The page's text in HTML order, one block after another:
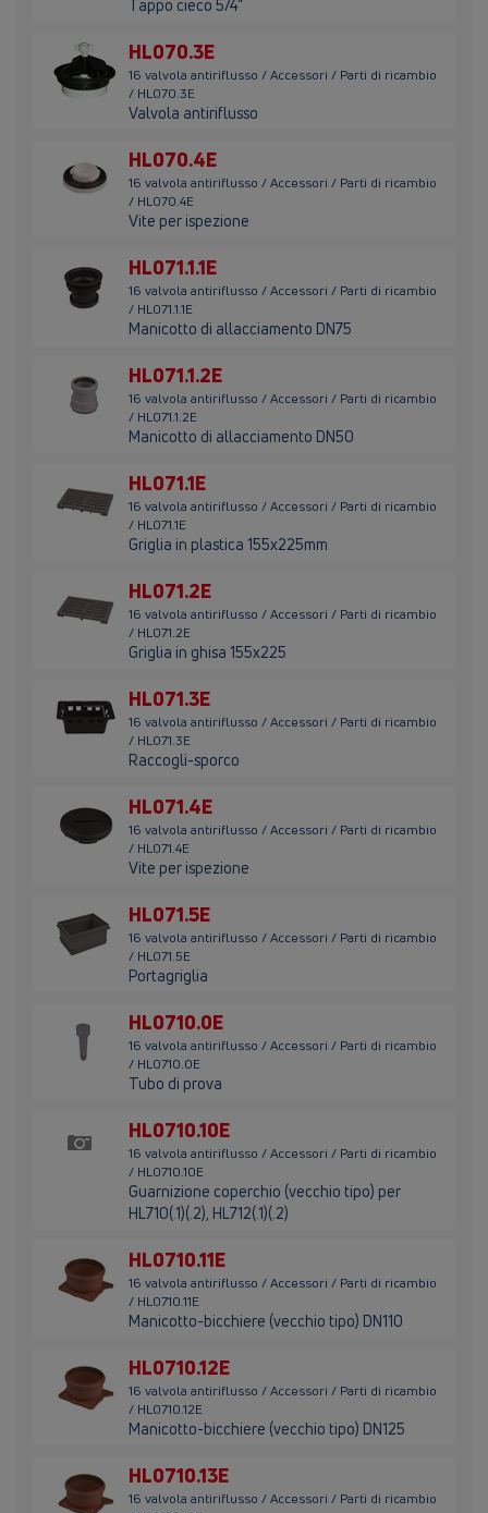
Tappo cieco 5/4"
HL070.3E
16 valvola antiriflusso / Accessori / Parti di ricambio
/ HL070.3E
Valvola antiriflusso
HL070.4E
16 valvola antiriflusso / Accessori / Parti di ricambio
/ HL070.4E
Vite per ispezione
HL071.1.1E
16 valvola antiriflusso / Accessori / Parti di ricambio
/ HL071.1.1E
Manicotto di allacciamento DN75
HL071.1.2E
16 valvola antiriflusso / Accessori / Parti di ricambio
/ HL071.1.2E
Manicotto di allacciamento DN50
HL071.1E
16 valvola antiriflusso / Accessori / Parti di ricambio
/ HL071.1E
Griglia in plastica 155x225mm
HL071.2E
16 valvola antiriflusso / Accessori / Parti di ricambio
/ HL071.2E
Griglia in ghisa 155x225
HL071.3E
16 valvola antiriflusso / Accessori / Parti di ricambio
/ HL071.3E
Raccogli-sporco
HL071.4E
16 valvola antiriflusso / Accessori / Parti di ricambio
/ HL071.4E
Vite per ispezione
HL071.5E
16 valvola antiriflusso / Accessori / Parti di ricambio
/ HL071.5E
Portagriglia
HL0710.0E
16 valvola antiriflusso / Accessori / Parti di ricambio
/ HL0710.0E
Tubo di prova
HL0710.10E
16 valvola antiriflusso / Accessori / Parti di ricambio
/ HL0710.10E
Guarnizione coperchio (vecchio tipo) per
HL710(.1)(.2), HL712(.1)(.2)
HL0710.11E
16 valvola antiriflusso / Accessori / Parti di ricambio
/ HL0710.11E
Manicotto-bicchiere (vecchio tipo) DN110
HL0710.12E
16 valvola antiriflusso / Accessori / Parti di ricambio
/ HL0710.12E
Manicotto-bicchiere (vecchio tipo) DN125
HL0710.13E
16 valvola antiriflusso / Accessori / Parti di ricambio